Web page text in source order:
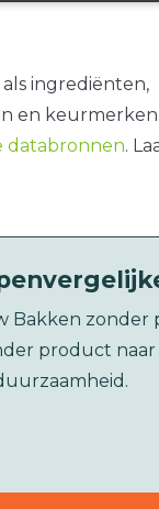
ingrediënten,
en keurmerken
databronnen.
Bakken zonder
product